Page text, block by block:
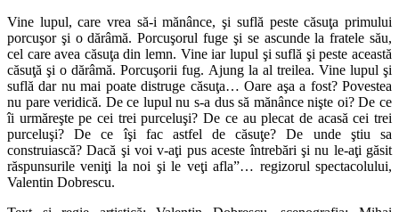
Vine lupul, care vrea să-i mănânce, şi suflă peste căsuţa primului
porcuşor şi o dărâmă. Porcuşorul fuge şi se ascunde la fratele său,
cel care avea căsuţa din lemn. Vine iar lupul şi suflă şi peste această
căsuţă şi o dărâmă. Porcuşorii fug. Ajung la al treilea. Vine lupul şi
suflă dar nu mai poate distruge căsuţa… Oare aşa a fost? Povestea
nu pare veridică. De ce lupul nu s-a dus să mănânce nişte oi? De ce
îi urmăreşte pe cei trei purceluşi? De ce au plecat de acasă cei trei
purceluşi? De ce îşi fac astfel de căsuţe? De unde ştiu sa
construiască? Dacă şi voi v-aţi pus aceste întrebări şi nu le-aţi găsit
răspunsurile veniţi la noi şi le veţi afla”… regizorul spectacolului,
Valentin Dobrescu.